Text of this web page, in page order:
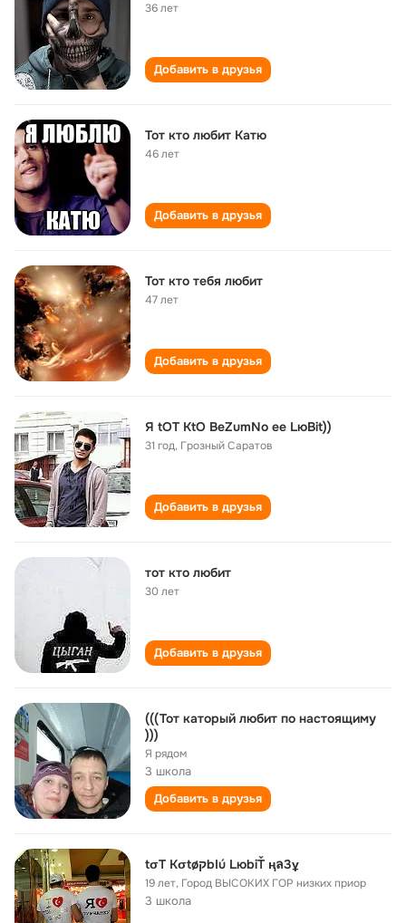
36 лет
Добавить в друзья
Тот кто любит Катю
46 лет
Добавить в друзья
Тот кто тебя любит
47 лет
Добавить в друзья
Я tOT KtO BeZumNo ee LюBit))
31 год, Грозный Саратов
Добавить в друзья
тот кто любит
30 лет
Добавить в друзья
(((Тот каторый любит по настоящиму
)))
Я рядом
3 школа
Добавить в друзья
tσТ КσtøקbIú LюbiŤ ңล3ұ
19 лет, Город ВЫСОКИХ ГОР низких приор
3 школа